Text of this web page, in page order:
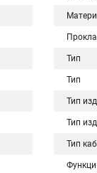
Тип
Тип
Тип
Тип
Тип